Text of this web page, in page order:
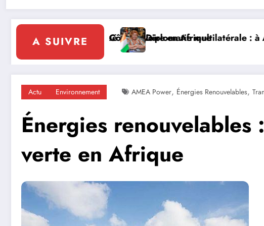
A SUIVRE
d’Ivoire en Afrique
Diplomatie multilatérale : à Addis-Abeba, SE Mme𝐉𝐎𝐉
Actu Environnement AMEA Power, Énergies Renouvelables,
Énergies
verte en Afrique